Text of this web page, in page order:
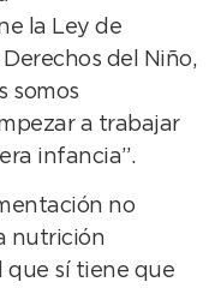
la Ley de
del Niño,
somos
a trabajar
infancia”.
no
nutrición
que sí tiene que